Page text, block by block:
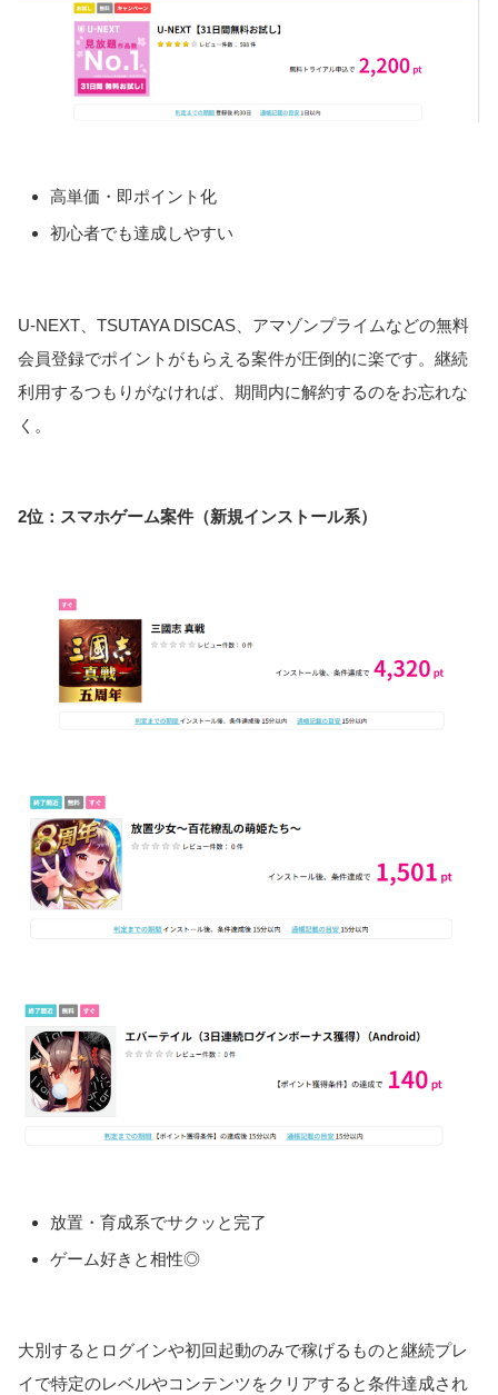
高単価・即ポイント化
初心者でも達成しやすい
U-NEXT、TSUTAYA DISCAS、アマゾンプライムなどの無料
会員登録でポイントがもらえる案件が圧倒的に楽です。継続
利用するつもりがなければ、期間内に解約するのをお忘れな
く。
2位：スマホゲーム案件（新規インストール系）
放置・育成系でサクッと完了
ゲーム好きと相性◎
大別するとログインや初回起動のみで稼げるものと継続プレ
イで特定のレベルやコンテンツをクリアすると条件達成され